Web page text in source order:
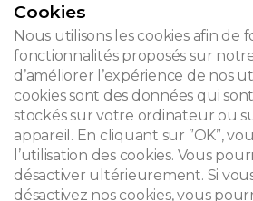
CONTACT
© 2026
Mentions légales
Newsletter
Cookies
Nous utilisons les cookies afin de
fonctionnalités proposés sur
d’améliorer l’expérience de nos
cookies sont des données qui
stockés sur votre ordinateur ou
appareil. En cliquant sur ”OK”,
l’utilisation des cookies. Vous
désactiver ultérieurement. Si
désactivez nos cookies, vous